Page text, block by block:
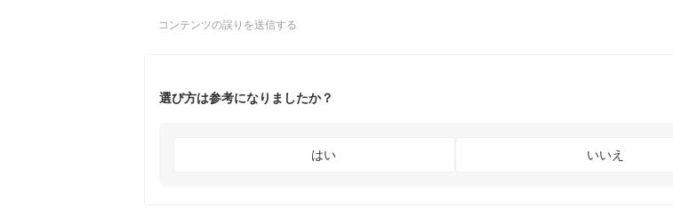
コンテンツの誤りを送信する
選び方は参考になりましたか？
はい いいえ